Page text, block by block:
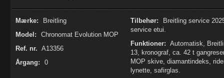
Mærke:
Breitling
Model:
Chronomat Evolution MOP
Ref. nr. A13356
Årgang:
0
Tilbehør:
Breitling service
service etui.
Funktioner: Automatisk,
13, kronograf, ca. 42 t
MOP skive, diamantindeks,
lynette, safirglas.